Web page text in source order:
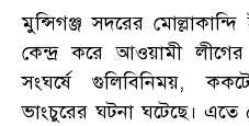
মুন্সিগঞ্জ সদরের
কেন্দ্র করে আওয়ামী
সংঘর্ষে গুলিবিনিময়,
ভাংচুরের ঘটনা ঘটেছে।